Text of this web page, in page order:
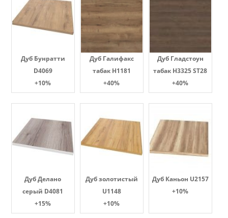
Дуб Бунратти
D4069
+10%
Дуб Галифакс
табак Н1181
+40%
Дуб Гладстоун
табак H3325 ST28
+40%
Дуб Делано
серый D4081
+15%
Дуб золотистый
U1148
+10%
Дуб Каньон U2157
+10%